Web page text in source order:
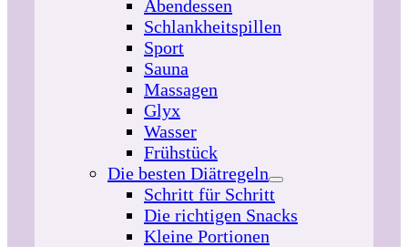
Abendessen
Schlankheitspillen
Sport
Sauna
Massagen
Glyx
Wasser
Frühstück
Die besten Diätregeln
Schritt für Schritt
Die richtigen Snacks
Kleine Portionen